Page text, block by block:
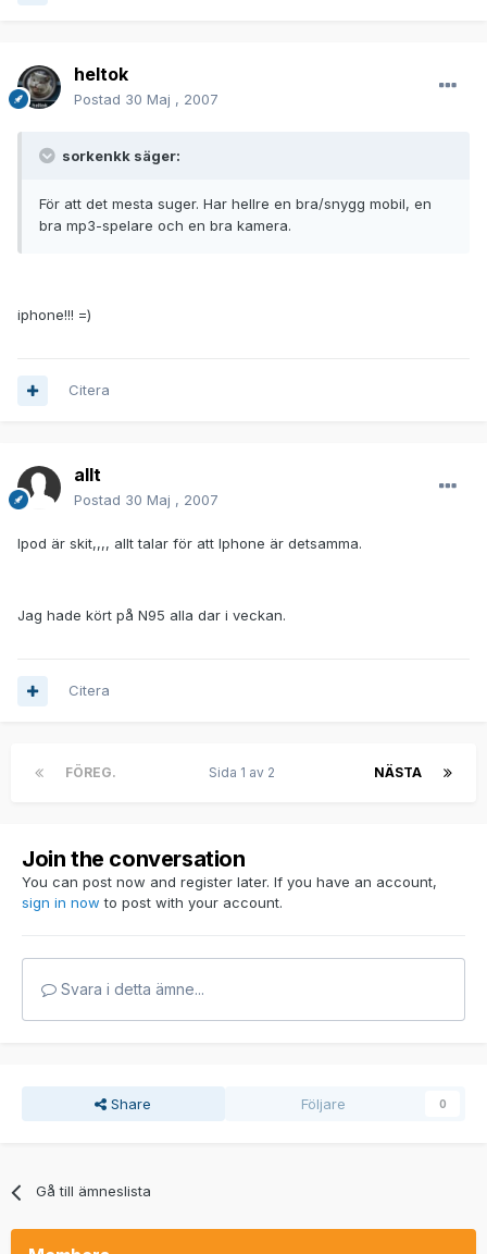
heltok
Postad 30 Maj , 2007
sorkenkk säger:
För att det mesta suger. Har hellre en bra/snygg mobil, en
bra mp3-spelare och en bra kamera.
iphone!!! =)
Citera
allt
Postad 30 Maj , 2007
Ipod är skit,,,, allt talar för att Iphone är detsamma.
Jag hade kört på N95 alla dar i veckan.
Citera
FÖREG. NÄSTA
Sida 1 av 2
Join the conversation
You can post now and register later. If you have an account,
sign in now to post with your account.
Svara i detta ämne...
Share Följare 0
Gå till ämneslista